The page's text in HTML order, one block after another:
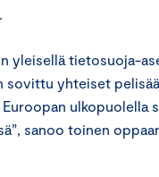
yleisellä tietosuoja-
sovittu yhteiset
ulkopuolella
sanoo toinen